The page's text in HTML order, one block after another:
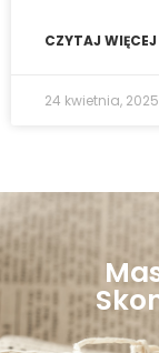
CZYTAJ WIĘCEJ
24 kwietnia, 2025